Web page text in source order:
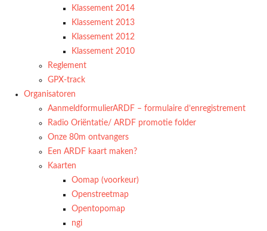
Klassement 2014
Klassement 2013
Klassement 2012
Klassement 2010
Reglement
GPX-track
Organisatoren
AanmeldformulierARDF – formulaire d’enregistrement
Radio Oriëntatie/ ARDF promotie folder
Onze 80m ontvangers
Een ARDF kaart maken?
Kaarten
Oomap (voorkeur)
Openstreetmap
Opentopomap
ngi